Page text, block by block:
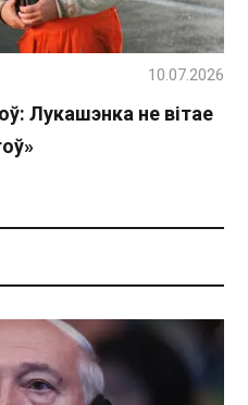
Лукашэнка не вітае
10.07.2026